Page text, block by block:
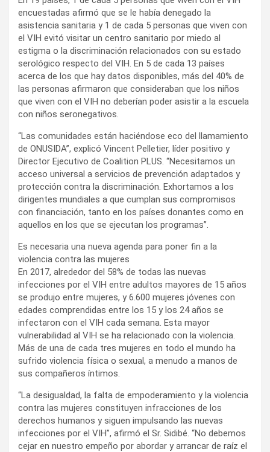
encuestadas afirmó que se le había denegado la
asistencia sanitaria y 1 de cada 5 personas que viven con
el VIH evitó visitar un centro sanitario por miedo al
estigma o la discriminación relacionados con su estado
serológico respecto del VIH. En 5 de cada 13 países
acerca de los que hay datos disponibles, más del 40% de
las personas afirmaron que consideraban que los niños
que viven con el VIH no deberían poder asistir a la escuela
con niños seronegativos.
“Las comunidades están haciéndose eco del llamamiento
de ONUSIDA”, explicó Vincent Pelletier, líder positivo y
Director Ejecutivo de Coalition PLUS. “Necesitamos un
acceso universal a servicios de prevención adaptados y
protección contra la discriminación. Exhortamos a los
dirigentes mundiales a que cumplan sus compromisos
con financiación, tanto en los países donantes como en
aquellos en los que se ejecutan los programas”.
Es necesaria una nueva agenda para poner fin a la
violencia contra las mujeres
En 2017, alrededor del 58% de todas las nuevas
infecciones por el VIH entre adultos mayores de 15 años
se produjo entre mujeres, y 6.600 mujeres jóvenes con
edades comprendidas entre los 15 y los 24 años se
infectaron con el VIH cada semana. Esta mayor
vulnerabilidad al VIH se ha relacionado con la violencia.
Más de una de cada tres mujeres en todo el mundo ha
sufrido violencia física o sexual, a menudo a manos de
sus compañeros íntimos.
“La desigualdad, la falta de empoderamiento y la violencia
contra las mujeres constituyen infracciones de los
derechos humanos y siguen impulsando las nuevas
infecciones por el VIH”, afirmó el Sr. Sidibé. “No debemos
cejar en nuestro empeño por abordar y arrancar de raíz el